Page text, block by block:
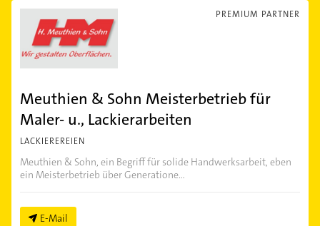
PREMIUM PARTNER
Meuthien & Sohn Meisterbetrieb für
Maler- u., Lackierarbeiten
LACKIEREREIEN
Meuthien & Sohn, ein Begriff für solide Handwerksarbeit, eben
ein Meisterbetrieb über Generatione...
E-Mail